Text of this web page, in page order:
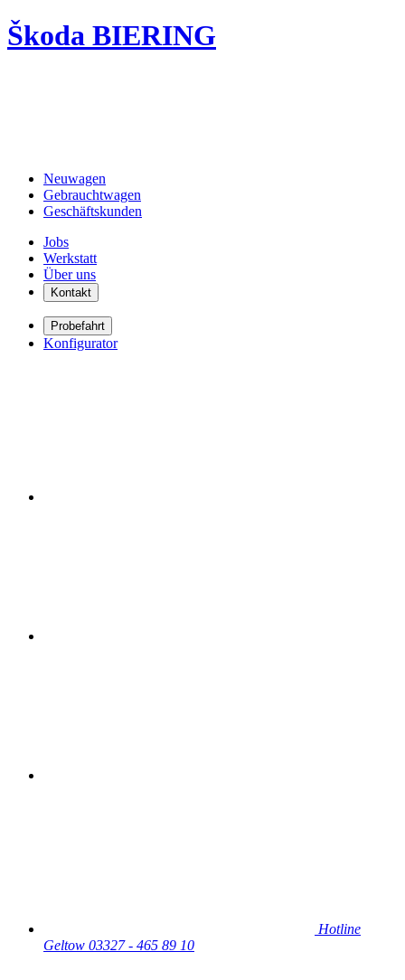
Škoda BIERING
Neuwagen
Gebrauchtwagen
Geschäftskunden
Jobs
Werkstatt
Über uns
Kontakt
Probefahrt
Konfigurator
Hotline
Geltow 03327 - 465 89 10